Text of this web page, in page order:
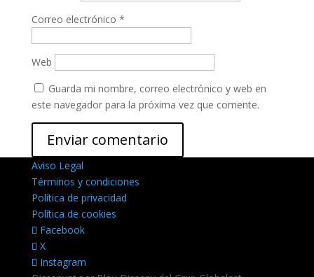
Correo electrónico *
Web
Guarda mi nombre, correo electrónico y web en
este navegador para la próxima vez que comente.
Aviso Legal
Términos y condiciones
Política de privacidad
Política de cookies
Facebook
X
Instagram